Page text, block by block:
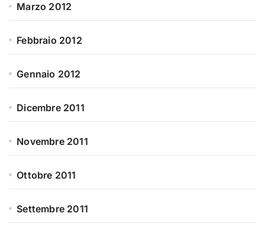
Marzo 2012
Febbraio 2012
Gennaio 2012
Dicembre 2011
Novembre 2011
Ottobre 2011
Settembre 2011